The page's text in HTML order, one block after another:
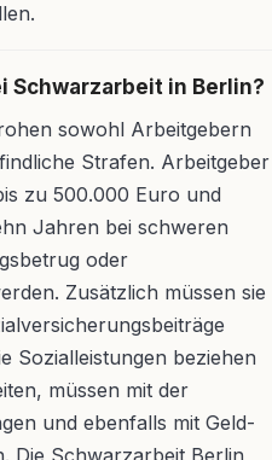
Schwarzarbeit in Berlin?
sowohl Arbeitgebern
Strafen. Arbeitgeber
zu 500.000 Euro und
Jahren bei schweren
oder
Zusätzlich müssen sie
Sozialleistungen beziehen
müssen mit der
und ebenfalls mit Geld-